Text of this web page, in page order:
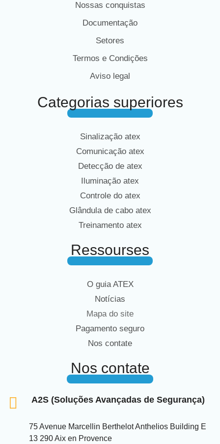
Nossas conquistas
Documentação
Setores
Termos e Condições
Aviso legal
Categorias superiores
Sinalização atex
Comunicação atex
Detecção de atex
Iluminação atex
Controle do atex
Glândula de cabo atex
Treinamento atex
Ressourses
O guia ATEX
Notícias
Mapa do site
Pagamento seguro
Nos contate
Nos contate
A2S (Soluções Avançadas de Segurança)
75 Avenue Marcellin Berthelot Anthelios Building E
13 290 Aix en Provence